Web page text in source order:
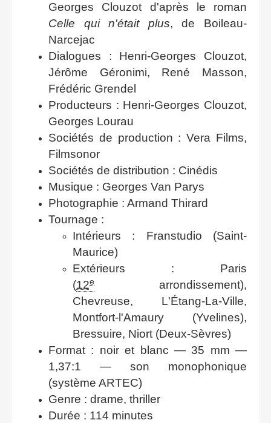
Georges Clouzot d'après le roman
Celle qui n'était plus, de Boileau-
Narcejac
Dialogues : Henri-Georges Clouzot,
Jérôme Géronimi, René Masson,
Frédéric Grendel
Producteurs : Henri-Georges Clouzot,
Georges Lourau
Sociétés de production : Vera Films,
Filmsonor
Sociétés de distribution : Cinédis
Musique : Georges Van Parys
Photographie : Armand Thirard
Tournage :
Intérieurs : Franstudio (Saint-
Maurice)
Extérieurs : Paris
(12e
arrondissement),
Chevreuse, L'Étang-La-Ville,
Montfort-l'Amaury (Yvelines),
Bressuire, Niort (Deux-Sèvres)
Format : noir et blanc — 35 mm —
1,37:1 — son monophonique
(système ARTEC)
Genre : drame, thriller
Durée : 114 minutes